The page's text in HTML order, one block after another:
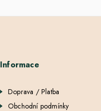
Informace
Doprava / Platba
Obchodní podmínky